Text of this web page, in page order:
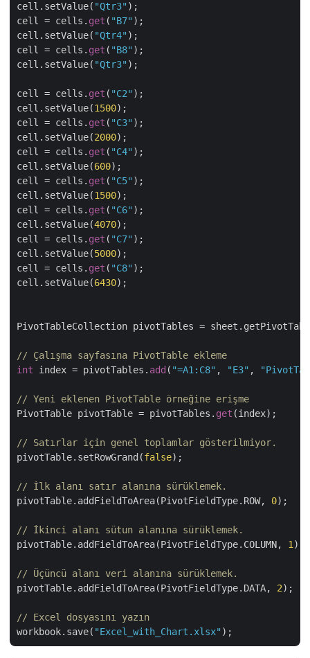
cell.setValue( "Qtr3" );
cell = cells. get ( "B7" );
cell.setValue( "Qtr4" );
cell = cells. get ( "B8" );
cell.setValue( "Qtr3" );
cell = cells. get ( "C2" );
cell.setValue(1500);
cell = cells. get ( "C3" );
cell.setValue(2000);
cell = cells. get ( "C4" );
cell.setValue(600);
cell = cells. get ( "C5" );
cell.setValue(1500);
cell = cells. get ( "C6" );
cell.setValue(4070);
cell = cells. get ( "C7" );
cell.setValue(5000);
cell = cells. get ( "C8" );
cell.setValue(6430);
PivotTableCollection pivotTables =
// Çalışma sayfasına PivotTable ekleme
int index = pivotTables. add ( "=A1:C8" , "E3" ,
// Yeni eklenen PivotTable örneğine erişme
PivotTable pivotTable = pivotTables. get (index);
// Satırlar için genel toplamlar gösterilmiyor.
pivotTable.setRowGrand(false);
// İlk alanı satır alanına sürüklemek.
pivotTable.addFieldToArea(PivotFieldType.ROW, 0);
// İkinci alanı sütun alanına sürüklemek.
pivotTable.addFieldToArea(PivotFieldType.COLUMN, 1 );
// Üçüncü alanı veri alanına sürüklemek.
pivotTable.addFieldToArea(PivotFieldType.DATA, 2);
// Excel dosyasını yazın
workbook.save( "Excel_with_Chart.xlsx"